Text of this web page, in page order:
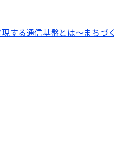
する通信基盤とは～まちづ